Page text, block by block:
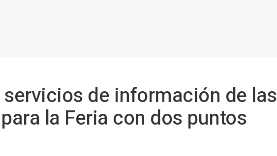
de información de las
la Feria con dos puntos